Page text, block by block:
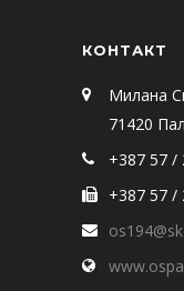
КОНТАКТ
Милана
71420
+387 57 /
+387 57 /